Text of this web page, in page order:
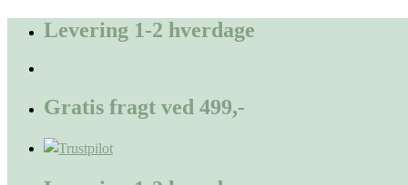
FortsætLevering 1-2 hverdage
Gratis fragt ved 499,-